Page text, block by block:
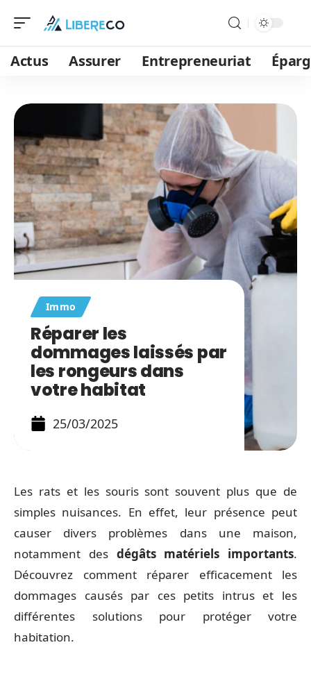
Actus Assurer Entrepreneuriat
Immo
Réparer les
dommages laissés par
les rongeurs dans
votre habitat
25/03/2025
Les rats et les souris sont souvent plus que de
simples nuisances. En effet, leur présence peut
causer divers problèmes dans une maison,
notamment des dégâts matériels importants.
Découvrez comment réparer efficacement les
dommages causés par ces petits intrus et les
différentes solutions pour protéger votre
habitation.